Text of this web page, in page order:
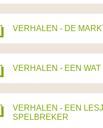
VERHALEN - DE
VERHALEN - EEN
VERHALEN - EEN
SPELBREKER